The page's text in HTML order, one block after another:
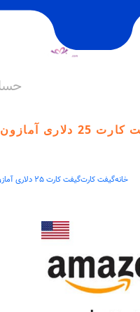
دلاری آمازون امریکا
خانهگیفت کارتگیفت کارت 25 دلاری آمازون امریکا